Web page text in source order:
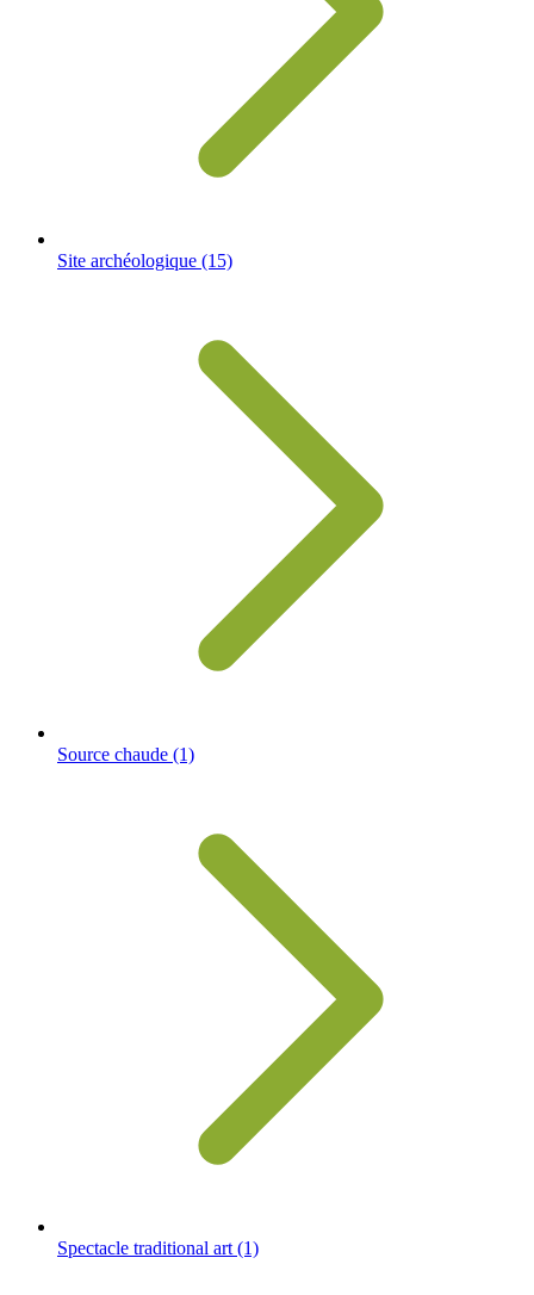
Site archéologique (15)
Source chaude (1)
Spectacle traditional art (1)